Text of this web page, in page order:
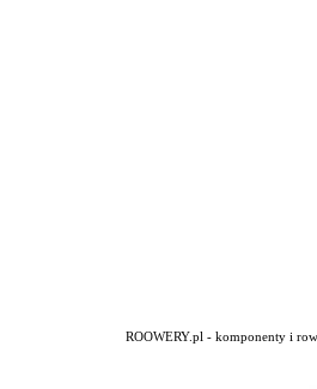
ROOWERY.pl - komponenty i